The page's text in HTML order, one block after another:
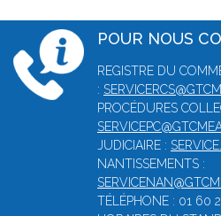
POUR NOUS
REGISTRE DU
:
PROCÉDURES
JUDICIAIRE :
NANTISSEMENTS :
TÉLÉPHONE : 01 60